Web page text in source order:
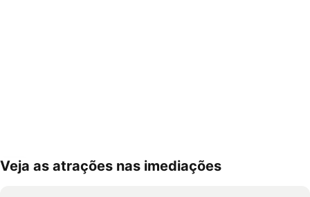
Ampliar mapa
Veja as atrações nas imediações